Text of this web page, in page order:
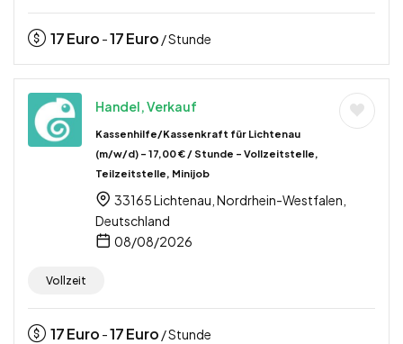
17Euro -17Euro / Stunde
Handel, Verkauf
Kassenhilfe/Kassenkraft für Lichtenau
(m/w/d) – 17,00 € / Stunde – Vollzeitstelle,
Teilzeitstelle, Minijob
33165 Lichtenau, Nordrhein-Westfalen,
Deutschland
08/08/2026
Vollzeit
17Euro -17Euro / Stunde